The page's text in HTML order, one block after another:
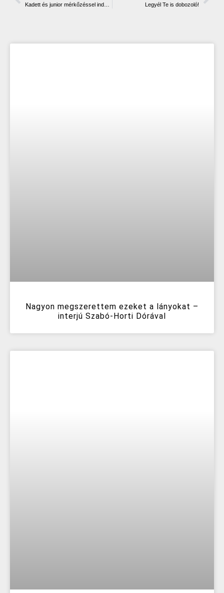
Legyél Te is dobozoló!
Nagyon megszerettem ezeket a lányokat –
interjú Szabó-Horti Dórával